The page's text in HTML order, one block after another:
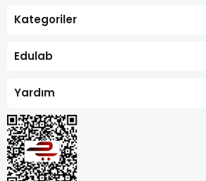
Kategoriler
Edulab
Yardım